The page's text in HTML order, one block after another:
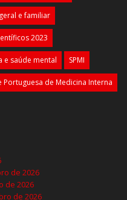
e familiar
2023
e saúde mental SPMI
Portuguesa de Medicina Interna
de 2026
de 2026
de 2026